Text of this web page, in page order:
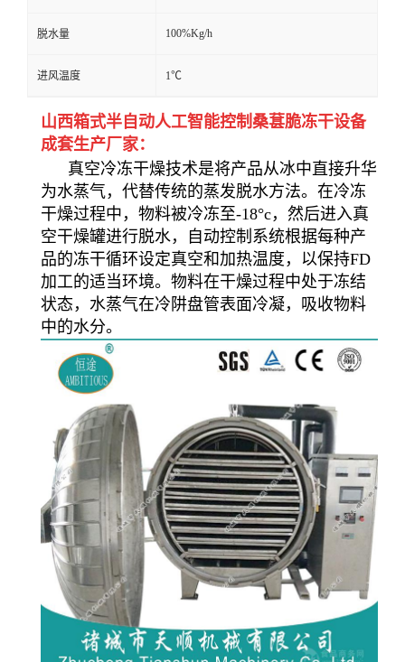
脱水量 100%Kg/h
进风温度 1℃
山西箱式半自动人工智能控制桑葚脆冻干设备
成套生产厂家：
真空冷冻干燥技术是将产品从冰中直接升华
为水蒸气，代替传统的蒸发脱水方法。在冷冻
干燥过程中，物料被冷冻至-18°c，然后进入真
空干燥罐进行脱水，自动控制系统根据每种产
品的冻干循环设定真空和加热温度，以保持FD
加工的适当环境。物料在干燥过程中处于冻结
状态，水蒸气在冷阱盘管表面冷凝，吸收物料
中的水分。